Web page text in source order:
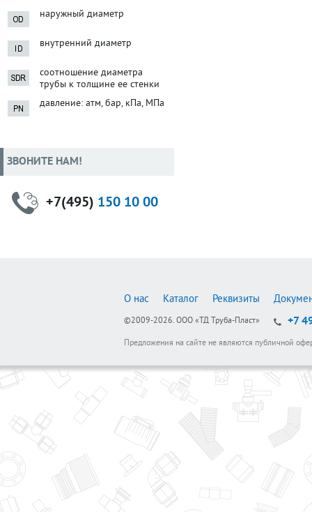
наружный диаметр
внутренний диаметр
соотношение диаметра
трубы к толщине ее стенки
давление: атм, бар, кПа, МПа
ЗВОНИТЕ НАМ!
+7(495) 150 10 00
О нас Каталог Реквизиты
©2009-2026. ООО «ТД Труба-Пласт» +7
Предложения на сайте не являются публичной